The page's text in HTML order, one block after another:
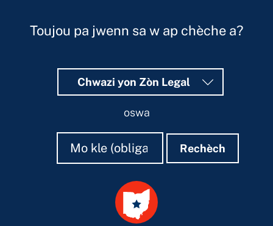
Toujou pa jwenn sa w ap chèche a?
Chwazi yon Zòn Legal
oswa
Rechèch
Rechèch Rechèch